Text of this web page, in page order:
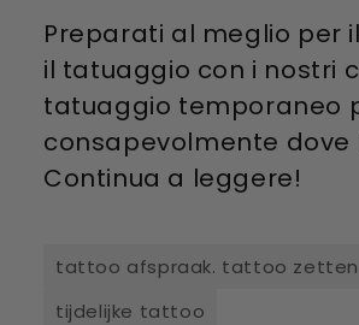
Preparati al meglio per
il tatuaggio con i nostri
tatuaggio temporaneo
consapevolmente
Continua a leggere!
tattoo afspraak. tattoo zetten
tijdelijke tattoo